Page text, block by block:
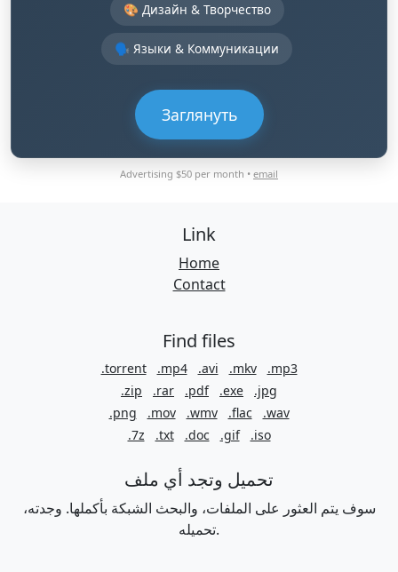
🎨 Дизайн & Творчество
🗣️ Языки & Коммуникации
Заглянуть
Advertising $50 per month • email
Link
Home
Contact
Find files
.torrent .mp4 .avi .mkv
.mp3
.zip
.rar .pdf .exe
.jpg
.png
.mov .wmv .flac
.wav
.7z
.txt .doc .gif .iso
تحميل وتجد أي ملف
سوف يتم العثور على الملفات، والبحث الشبكة بأكملها. وجدته،
تحميله.